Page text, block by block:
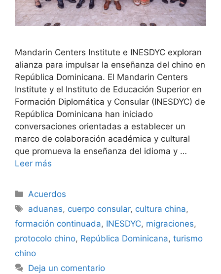
Mandarin Centers Institute e INESDYC exploran
alianza para impulsar la enseñanza del chino en
República Dominicana. El Mandarin Centers
Institute y el Instituto de Educación Superior en
Formación Diplomática y Consular (INESDYC) de
República Dominicana han iniciado
conversaciones orientadas a establecer un
marco de colaboración académica y cultural
que promueva la enseñanza del idioma y …
Leer más
Acuerdos
aduanas, cuerpo consular, cultura china,
formación continuada, INESDYC, migraciones,
protocolo chino, República Dominicana, turismo
chino
Deja un comentario